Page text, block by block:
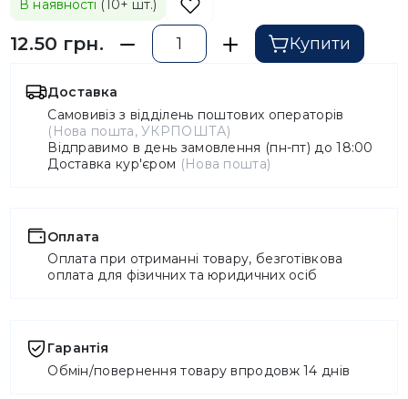
В наявності (10+ шт.)
12.50 грн. Купити
Доставка
Самовивіз з відділень поштових операторів
(Нова пошта, УКРПОШТА)
Відправимо в день замовлення (пн-пт) до 18:00
Доставка кур'єром (Нова пошта)
Оплата
Оплата при отриманні товару, безготівкова
оплата для фізичних та юридичних осіб
Гарантія
Обмін/повернення товару впродовж 14 днів